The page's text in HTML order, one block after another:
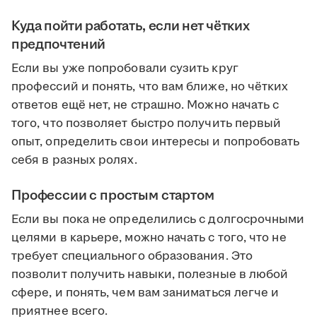
Куда пойти работать, если нет чётких
предпочтений
Если вы уже попробовали сузить круг
профессий и понять, что вам ближе, но чётких
ответов ещё нет, не страшно. Можно начать с
того, что позволяет быстро получить первый
опыт, определить свои интересы и попробовать
себя в разных ролях.
Профессии с простым стартом
Если вы пока не определились с долгосрочными
целями в карьере, можно начать с того, что не
требует специального образования. Это
позволит получить навыки, полезные в любой
сфере, и понять, чем вам заниматься легче и
приятнее всего.